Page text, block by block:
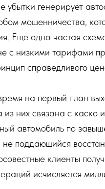
убытки генерирует
мошенничества,
Еще одна частая
с низкими тарифами
справедливого
на первый план
них связана с каско
автомобиль по
не поддающийся
клиенты
исчисляется